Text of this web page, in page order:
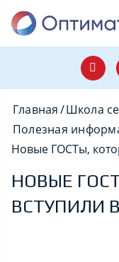
Главная/Школа
Полезная
Новые ГОСТы,
НОВЫЕ
ВСТУПИЛИ